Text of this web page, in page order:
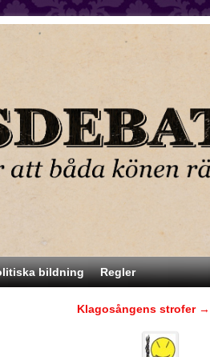
bildning Regler
Klagosångens strofer →